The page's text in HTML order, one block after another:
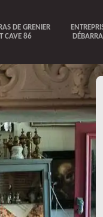
DE GRENIER
CAVE 86